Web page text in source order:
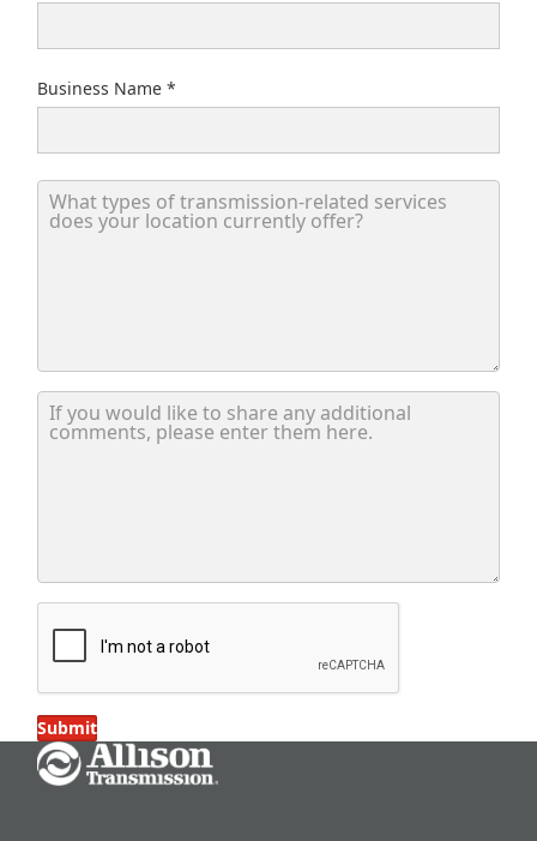
Business Name
What types of transmission-related services does your
If you would like to share any additional comments,
Submit
Go Home